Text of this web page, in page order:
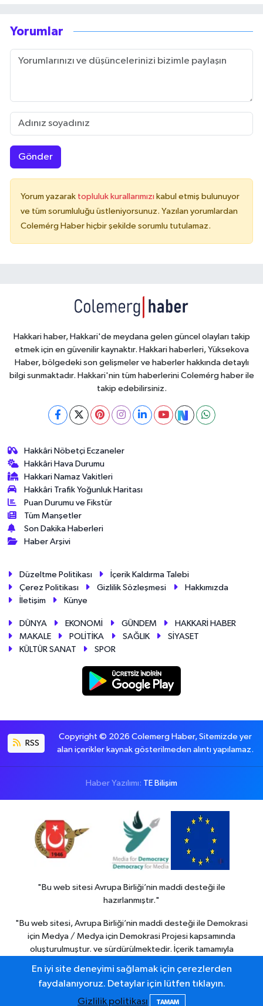
Yorumlar
Gönder
Yorum yazarak topluluk kurallarımızı kabul etmiş bulunuyor
ve tüm sorumluluğu üstleniyorsunuz. Yazılan yorumlardan
Colemérg Haber hiçbir şekilde sorumlu tutulamaz.
Hakkari haber, Hakkari'de meydana gelen güncel olayları takip
etmek için en güvenilir kaynaktır. Hakkari haberleri, Yüksekova
Haber, bölgedeki son gelişmeler ve haberler hakkında detaylı
bilgi sunmaktadır. Hakkari'nin tüm haberlerini Colemérg haber ile
takip edebilirsiniz.
Hakkâri Nöbetçi Eczaneler
Hakkâri Hava Durumu
Hakkari Namaz Vakitleri
Hakkâri Trafik Yoğunluk Haritası
Puan Durumu ve Fikstür
Tüm Manşetler
Son Dakika Haberleri
Haber Arşivi
Düzeltme Politikası
İçerik Kaldırma Talebi
Çerez Politikası
Gizlilik Sözleşmesi
Hakkımızda
İletişim
Künye
DÜNYA EKONOMİ GÜNDEM
HAKKARİ HABER
MAKALE
POLİTİKA SAĞLIK
SİYASET
KÜLTÜR SANAT
SPOR
RSS
Copyright © 2026 Colemerg Haber, Sitemizde yer
alan içerikler kaynak gösterilmeden alıntı yapılamaz.
Haber Yazılımı: TE Bilişim
"Bu web sitesi Avrupa Birliği’nin maddi desteği ile
hazırlanmıştır."
"Bu web sitesi, Avrupa Birliği’nin maddi desteği ile Demokrasi
için Medya / Medya için Demokrasi Projesi kapsamında
oluşturulmuştur. ve sürdürülmektedir. İçerik tamamıyla
görüşlerini yansıtmak zorunda değildir."
En iyi site deneyimi sağlamak için çerezlerden
faydalanıyoruz. Detaylar için lütfen tıklayın.
Gizlilik politikası
TAMAM